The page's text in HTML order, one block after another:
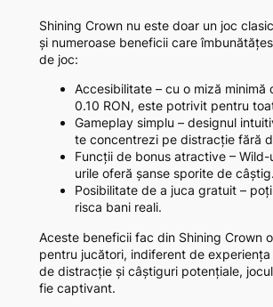
Shining Crown nu este doar un joc
și numeroase beneficii care
de joc:
Accesibilitate – cu o miză minimă
0.10 RON, este potrivit pentru
Gameplay simplu – designul
te concentrezi pe distracție fără
Funcții de bonus atractive –
urile oferă șanse sporite de câștig.
Posibilitate de a juca gratuit –
risca bani reali.
Aceste beneficii fac din Shining Crown
pentru jucători, indiferent de experiența
de distracție și câștiguri potențiale,
fie captivant.